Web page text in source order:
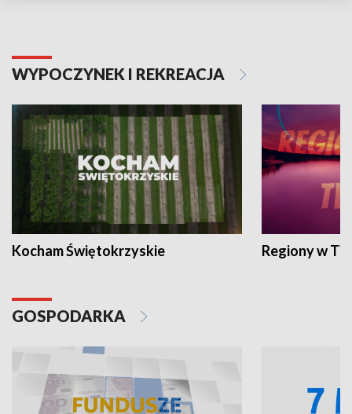
WYPOCZYNEK I REKREACJA
Kocham Świętokrzyskie Regiony w
GOSPODARKA